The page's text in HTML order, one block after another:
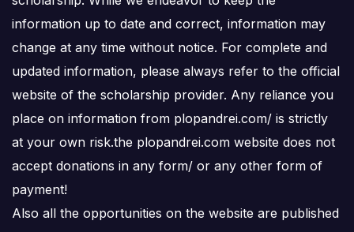
information up to date and correct, information may
change at any time without notice. For complete and
updated information, please always refer to the official
website of the scholarship provider. Any reliance you
place on information from plopandrei.com/ is strictly
at your own risk.the plopandrei.com website does not
accept donations in any form/ or any other form of
payment!
Also all the opportunities on the website are published